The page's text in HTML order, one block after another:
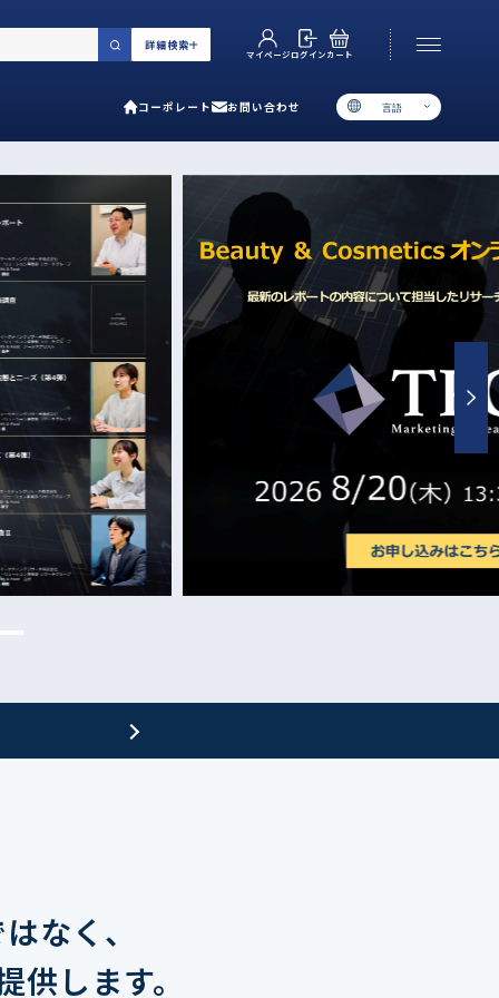
詳細検索
マイページログインカート
コーポレート お問い合わせ 言語
選ぶ
06-6538-5358
［ 9:00-17:00 土日祝除く ］
ガイド
るご質問
わせ
ート
なく、
します。